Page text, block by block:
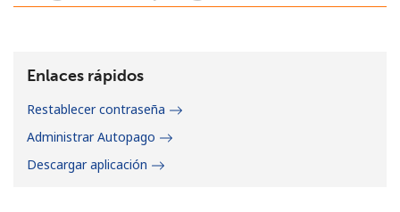
Enlaces rápidos
Restablecer contraseña
Administrar Autopago
Descargar aplicación